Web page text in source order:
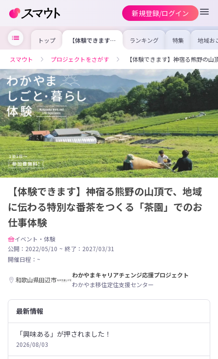
新規登録/ログイン
トップ 【体験できます】
神宿る熊野の山頂
特別な番茶をつく
る「茶園」でのお
仕事体験
ランキング 特集 地域お
の求
を集め
事内容
を比較
合った
けよう
スマウト プロジェクトをさがす 【体験できます】神宿る熊野の
【体験できます】神宿る熊野の山頂で、地域
に伝わる特別な番茶をつくる「茶園」でのお
仕事体験
イベント・体験
公開：2022/05/10 ~ 終了：2027/03/31
開催日程： ~
和歌山県田辺市
わかやまキャリアチェンジ応援プロジェクト
わかやま移住定住支援センター
最新情報
「興味ある」が押されました！
2026/08/03